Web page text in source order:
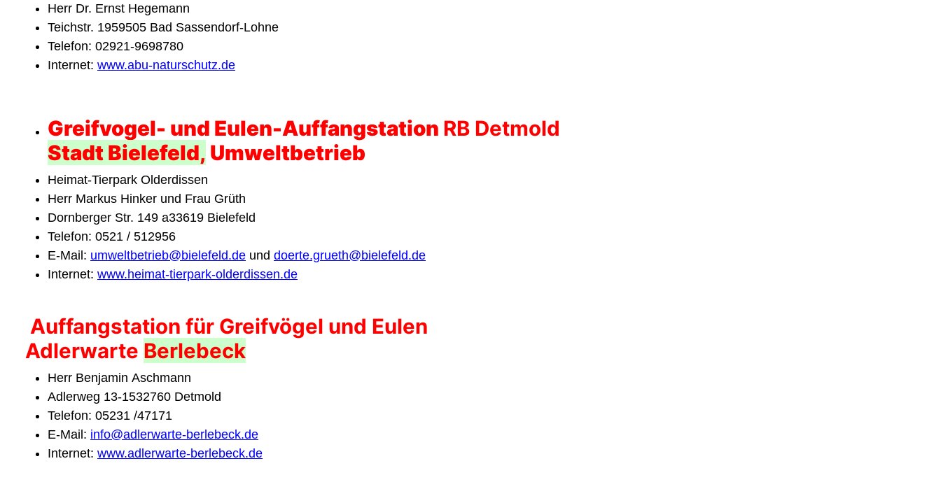
Herr Dr. Ernst Hegemann
Teichstr. 1959505 Bad Sassendorf-Lohne
Telefon: 02921-9698780
Internet: www.abu-naturschutz.de
Greifvogel- und Eulen-Auffangstation RB Detmold
Stadt Bielefeld, Umweltbetrieb
Heimat-Tierpark Olderdissen
Herr Markus Hinker und Frau Grüth
Dornberger Str. 149 a33619 Bielefeld
Telefon: 0521 / 512956
E-Mail: umweltbetrieb@bielefeld.de und doerte.grueth@bielefeld.de
Internet: www.heimat-tierpark-olderdissen.de
Auffangstation für Greifvögel und Eulen
Adlerwarte Berlebeck
Herr Benjamin Aschmann
Adlerweg 13-1532760 Detmold
Telefon: 05231 /47171
E-Mail: info@adlerwarte-berlebeck.de
Internet: www.adlerwarte-berlebeck.de